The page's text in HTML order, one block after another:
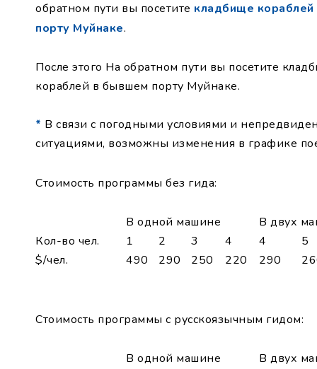
обратном пути вы посетите кладбище
порту Муйнаке.
После этого На обратном пути вы посетите
кораблей в бывшем порту Муйнаке.
* В связи с погодными условиями и
ситуациями, возможны изменения в графике
Стоимость программы без гида:
В одной машине
В двух
Кол-во чел.
1 2 3 4 4
5
$/чел.
490 290 250 220 290
Стоимость программы с русскоязычным гидом:
В одной машине
В двух